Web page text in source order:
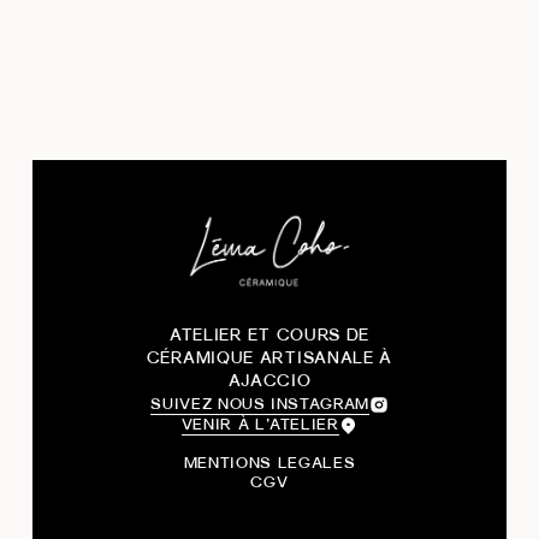
ATELIER ET COURS DE
CÉRAMIQUE ARTISANALE À
AJACCIO
SUIVEZ NOUS INSTAGRAM
VENIR À L’ATELIER
MENTIONS LEGALES
CGV